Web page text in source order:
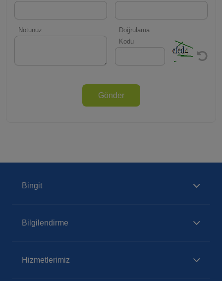
Notunuz
Doğrulama
Kodu
Gönder
Bingit
Bilgilendirme
Hizmetlerimiz